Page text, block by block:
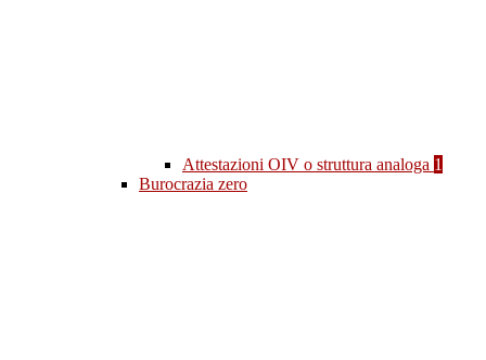
Attestazioni OIV o struttura analoga 1
Burocrazia zero